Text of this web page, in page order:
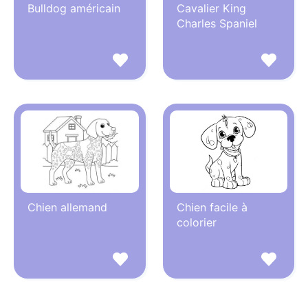
Bulldog américain
Cavalier King
Charles Spaniel
Chien allemand
Chien facile à
colorier